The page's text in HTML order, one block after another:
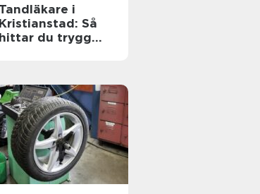
Tandläkare i
Kristianstad: Så
hittar du trygg